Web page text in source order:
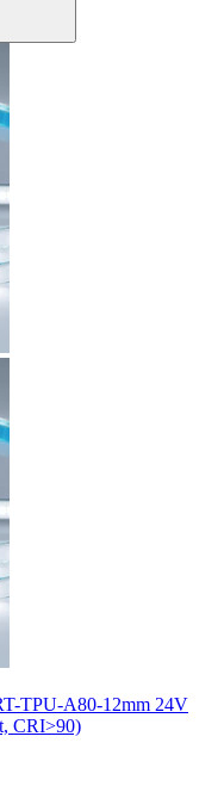
TPU-A80-12mm 24V
CRI>90)